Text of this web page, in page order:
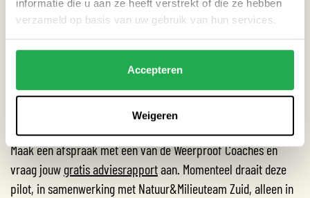
informatie die u aan ze heeft verstrekt of die ze hebben
verzameld op basis van uw gebruik van hun services.
Accepteren
Weigeren
experts op het gebied van regenwater en klimaat én getraind
in wat er mogelijk is aan kleine maatregelen in tuinen. Ze
mogelijkheden voor jou specifiek. Wil je gelijk doorpakken?
Dan verwijzen de coaches je uiteraard door naar goede
kwekers, leveranciers of uitvoerenden.
Maak een afspraak met een van de Weerproof Coaches en
vraag jouw gratis adviesrapportaan. Momenteel draait deze
pilot, in samenwerking met Natuur&Milieuteam Zuid, alleen in